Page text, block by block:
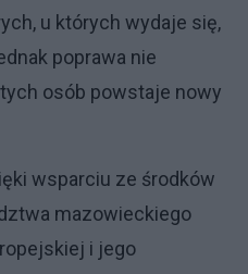
u których wydaje się,
poprawa nie
osób powstaje nowy
wsparciu ze środków
mazowieckiego
i jego